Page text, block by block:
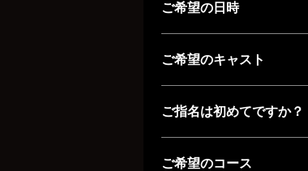
ご希望の日時
ご希望のキャスト
ご指名は初めてですか？
ご希望のコース